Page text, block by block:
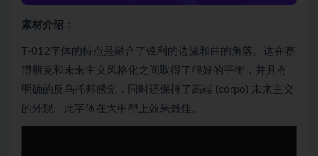
素材介绍：
T-012字体的特点是融合了锋利的边缘和曲的角落。这在赛
博朋克和未来主义风格化之间取得了很好的平衡，并具有
明确的反乌托邦感觉，同时还保持了高端 (corpo) 未来主义
的外观。此字体在大中型上效果最佳。